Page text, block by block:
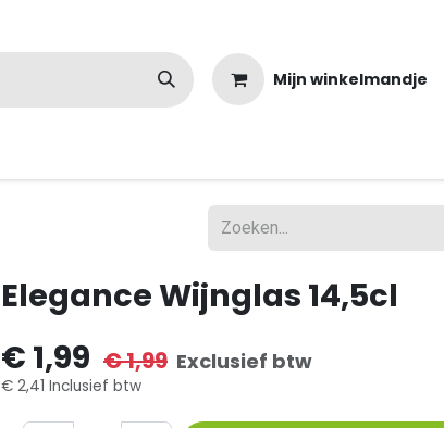
Mijn winkelmandje
Elegance Wijnglas 14,5cl
€ 1,99 €1,99 Exclusief btw
€ 2,41 Inclusief btw